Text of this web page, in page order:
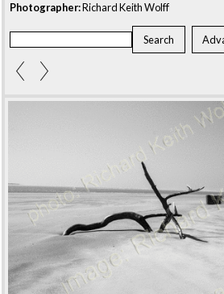
Photographer:Richard Keith Wolff